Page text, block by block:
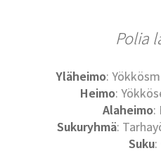
Polia
Yläheimo:
Heimo:
Alaheimo:
Sukuryhmä:
Suku: